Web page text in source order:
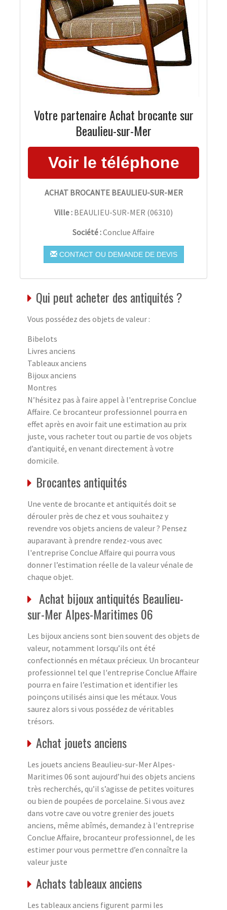
Votre partenaire Achat brocante sur
Beaulieu-sur-Mer
ACHAT BROCANTE BEAULIEU-SUR-MER
Ville : BEAULIEU-SUR-MER (06310)
Société :Conclue Affaire
CONTACT OU DEMANDE DE DEVIS
Qui peut acheter des antiquités ?
Vous possédez des objets de valeur :
Bibelots
Livres anciens
Tableaux anciens
Bijoux anciens
Montres
N’hésitez pas à faire appel à l'entreprise Conclue
Affaire. Ce brocanteur professionnel pourra en
effet après en avoir fait une estimation au prix
juste, vous racheter tout ou partie de vos objets
d’antiquité, en venant directement à votre
domicile.
Brocantes antiquités
Une vente de brocante et antiquités doit se
dérouler près de chez et vous souhaitez y
revendre vos objets anciens de valeur ? Pensez
auparavant à prendre rendez-vous avec
l'entreprise Conclue Affaire qui pourra vous
donner l’estimation réelle de la valeur vénale de
chaque objet.
Achat bijoux antiquités Beaulieu-
sur-Mer Alpes-Maritimes 06
Les bijoux anciens sont bien souvent des objets de
valeur, notamment lorsqu’ils ont été
confectionnés en métaux précieux. Un brocanteur
professionnel tel que l'entreprise Conclue Affaire
pourra en faire l’estimation et identifier les
poinçons utilisés ainsi que les métaux. Vous
saurez alors si vous possédez de véritables
trésors.
Achat jouets anciens
Les jouets anciens Beaulieu-sur-Mer Alpes-
Maritimes 06 sont aujourd’hui des objets anciens
très recherchés, qu’il s’agisse de petites voitures
ou bien de poupées de porcelaine. Si vous avez
dans votre cave ou votre grenier des jouets
anciens, même abîmés, demandez à l'entreprise
Conclue Affaire, brocanteur professionnel, de les
estimer pour vous permettre d’en connaître la
valeur juste
Achats tableaux anciens
Les tableaux anciens figurent parmi les